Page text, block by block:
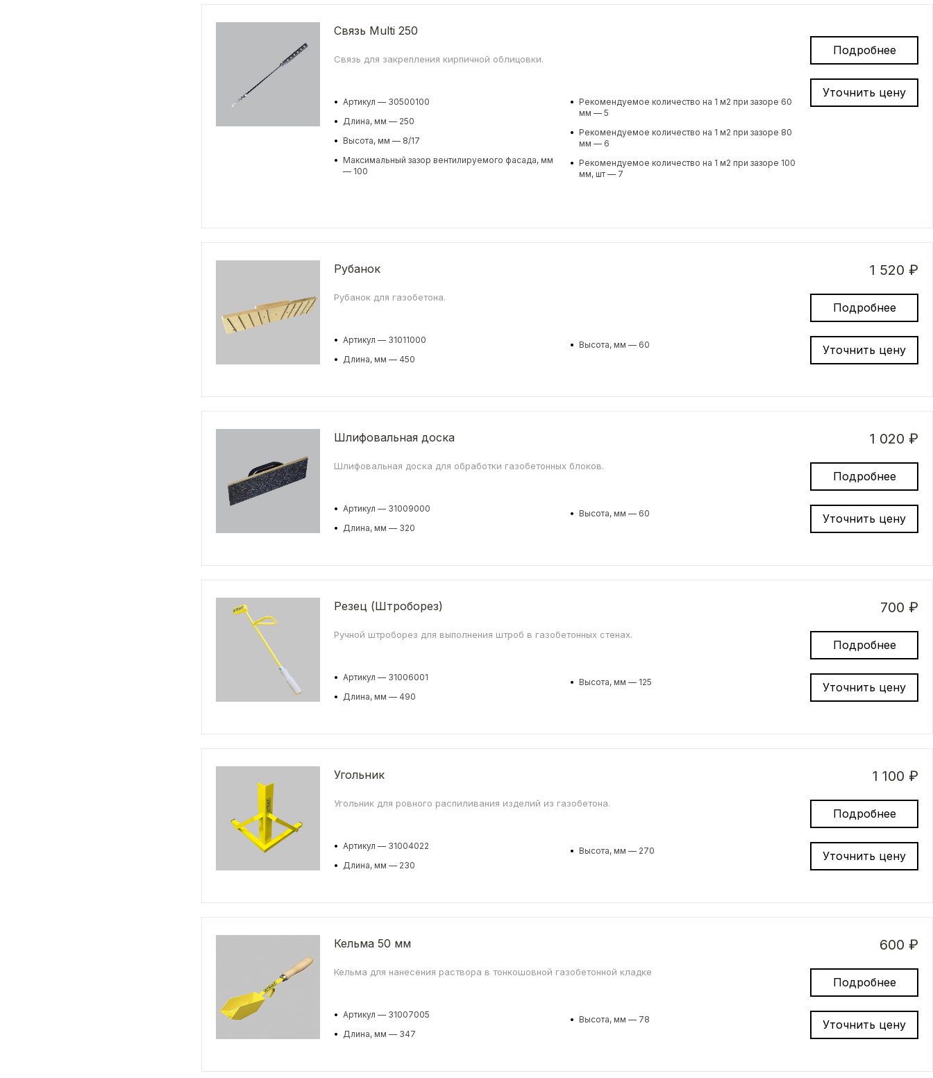
Подробнее
Уточнить цену
Связь Multi 250
Связь для закрепления кирпичной облицовки.
• Артикул — 30500100
•
Длина, мм — 250
• Высота, мм — 8/17
• Максимальный зазор вентилируемого фасада, мм
— 100
• Рекомендуемое количество на 1 м2 при зазоре 60
мм — 5
• Рекомендуемое количество на 1 м2 при зазоре 80
мм — 6
• Рекомендуемое количество на 1 м2 при зазоре 100
мм, шт — 7
1 520 ₽
Подробнее
Уточнить цену
Рубанок
Рубанок для газобетона.
• Артикул — 31011000
•
Длина, мм — 450
• Высота, мм — 60
1 020 ₽
Подробнее
Уточнить цену
Шлифовальная доска
Шлифовальная доска для обработки газобетонных блоков.
• Артикул — 31009000
•
Длина, мм — 320
• Высота, мм — 60
700 ₽
Подробнее
Уточнить цену
Резец (Штроборез)
Ручной штроборез для выполнения штроб в газобетонных стенах.
• Артикул — 31006001
•
Длина, мм — 490
• Высота, мм — 125
1 100 ₽
Подробнее
Уточнить цену
Угольник
Угольник для ровного распиливания изделий из газобетона.
• Артикул — 31004022
•
Длина, мм — 230
• Высота, мм — 270
600 ₽
Подробнее
Уточнить цену
Кельма 50 мм
Кельма для нанесения раствора в тонкошовной газобетонной кладке
• Артикул — 31007005
•
Длина, мм — 347
• Высота, мм — 78